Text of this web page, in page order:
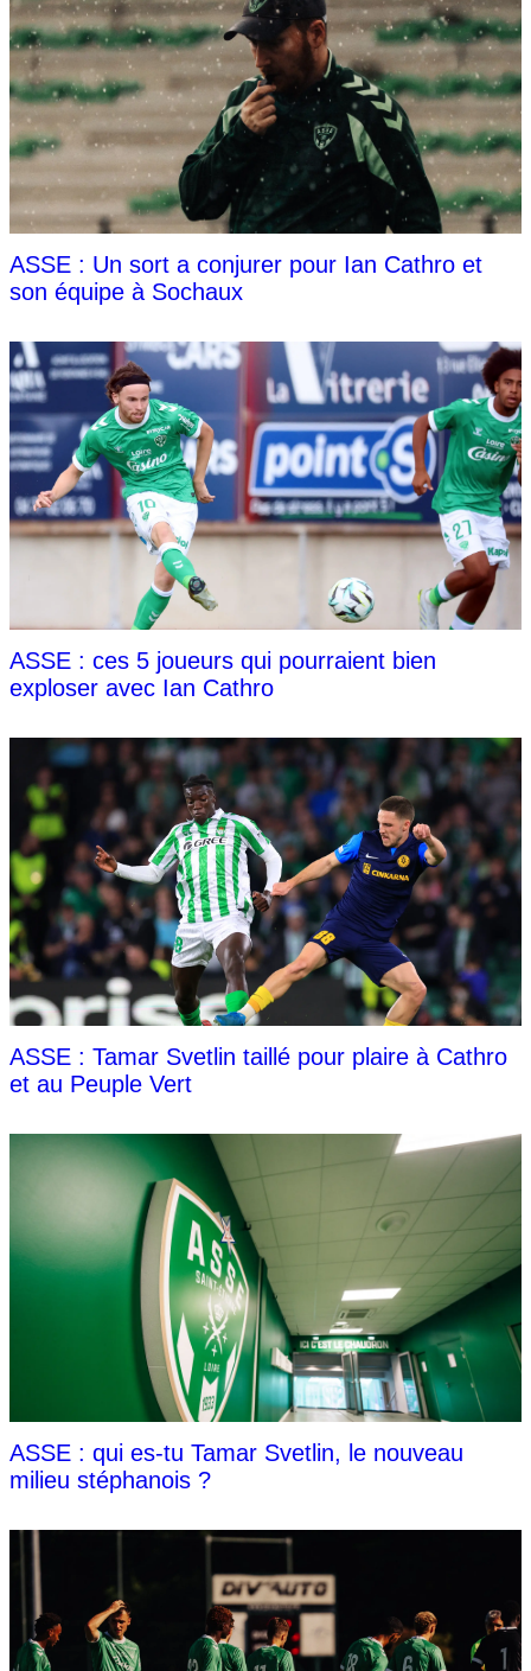
ASSE : Un sort a conjurer pour Ian Cathro et
son équipe à Sochaux
ASSE : ces 5 joueurs qui pourraient bien
exploser avec Ian Cathro
ASSE : Tamar Svetlin taillé pour plaire à Cathro
et au Peuple Vert
ASSE : qui es-tu Tamar Svetlin, le nouveau
milieu stéphanois ?